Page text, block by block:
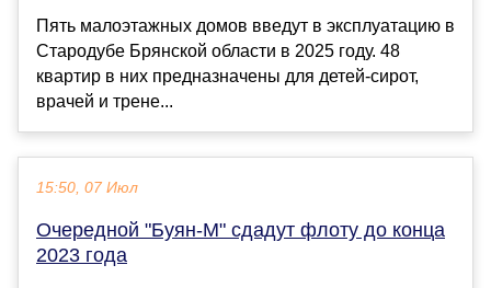
Пять малоэтажных домов введут в эксплуатацию в
Стародубе Брянской области в 2025 году. 48
квартир в них предназначены для детей-сирот,
врачей и трене...
15:50, 07 Июл
Очередной "Буян-М" сдадут флоту до конца
2023 года